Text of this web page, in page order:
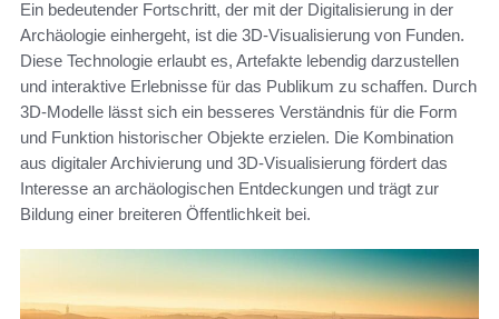
Ein bedeutender Fortschritt, der mit der Digitalisierung in der
Archäologie einhergeht, ist die 3D-Visualisierung von Funden.
Diese Technologie erlaubt es, Artefakte lebendig darzustellen
und interaktive Erlebnisse für das Publikum zu schaffen. Durch
3D-Modelle lässt sich ein besseres Verständnis für die Form
und Funktion historischer Objekte erzielen. Die Kombination
aus digitaler Archivierung und 3D-Visualisierung fördert das
Interesse an archäologischen Entdeckungen und trägt zur
Bildung einer breiteren Öffentlichkeit bei.